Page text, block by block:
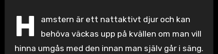
H
amstern är ett nattaktivt djur och kan
behöva väckas upp på kvällen om man vill
hinna umgås med den innan man själv går i säng.